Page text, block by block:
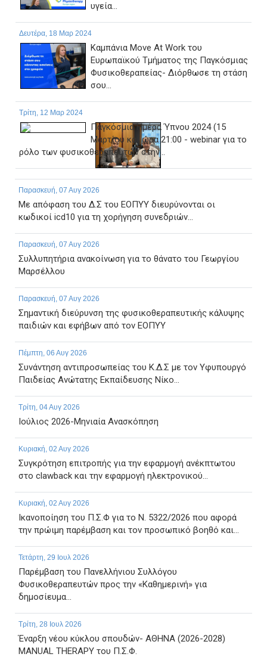
υγεία...
Δευτέρα, 18 Μαρ 2024
Καμπάνια Move At Work του
Ευρωπαϊκού Τμήματος της Παγκόσμιας
Φυσικοθεραπείας- Διόρθωσε τη στάση
σου...
Τρίτη, 12 Μαρ 2024
Παγκόσμια Ημέρα Ύπνου 2024 (15
Μαρτίου και ώρα 21:00 - webinar για το
ρόλο των φυσικοθεραπευτών στην...
Παρασκευή, 07 Αυγ 2026
Με απόφαση του Δ.Σ του ΕΟΠΥΥ διευρύνονται οι
κωδικοί icd10 για τη χορήγηση συνεδριών...
Παρασκευή, 07 Αυγ 2026
Συλλυπητήρια ανακοίνωση για το θάνατο του Γεωργίου
Μαρσέλλου
Παρασκευή, 07 Αυγ 2026
Σημαντική διεύρυνση της φυσικοθεραπευτικής κάλυψης
παιδιών και εφήβων από τον ΕΟΠΥΥ
Πέμπτη, 06 Αυγ 2026
Συνάντηση αντιπροσωπείας του Κ.Δ.Σ με τον Υφυπουργό
Παιδείας Ανώτατης Εκπαίδευσης Νίκο...
Τρίτη, 04 Αυγ 2026
Ιούλιος 2026-Μηνιαία Ανασκόπηση
Κυριακή, 02 Αυγ 2026
Συγκρότηση επιτροπής για την εφαρμογή ανέκπτωτου
στο clawback και την εφαρμογή ηλεκτρονικού...
Κυριακή, 02 Αυγ 2026
Ικανοποίηση του Π.Σ.Φ για το Ν. 5322/2026 που αφορά
την πρώιμη παρέμβαση και τον προσωπικό βοηθό και...
Τετάρτη, 29 Ιουλ 2026
Παρέμβαση του Πανελλήνιου Συλλόγου
Φυσικοθεραπευτών προς την «Καθημερινή» για
δημοσίευμα...
Τρίτη, 28 Ιουλ 2026
Έναρξη νέου κύκλου σπουδών- ΑΘΗΝΑ (2026-2028)
MANUAL THERAPY του Π.Σ.Φ.